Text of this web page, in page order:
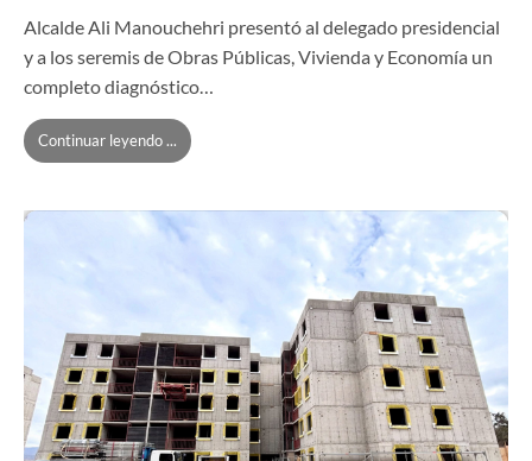
Alcalde Ali Manouchehri presentó al delegado presidencial
y a los seremis de Obras Públicas, Vivienda y Economía un
completo diagnóstico…
Continuar leyendo ...